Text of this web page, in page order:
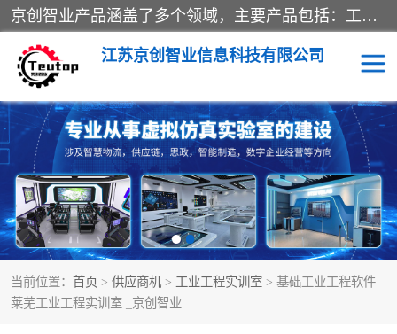
京创智业产品涵盖了多个领域，主要产品包括：工业4.0生产线解决方案，智慧物流综合实训室，教学设备与实验室建设，虚拟仿真实验室等。公司将秉持“创新、执着、诚信、共赢”的理念，以“将服务当作使命”为核心价值观，致力于为客户创造价值，与客户、合作伙伴和员工共同成长。
江苏京创智业信息科技有限公司
当前位置： 首页 > 供应商机 > 工业工程实训室 > 基础工业工程软件
莱芜工业工程实训室 _京创智业
VR物流实训 低碳供应链
生产系统仿真 冷链物流
供应链管理 思政
智慧零售实训 智能制造